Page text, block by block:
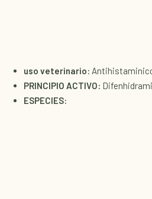
uso veterinario:
PRINCIPIO ACTIVO:
ESPECIES: